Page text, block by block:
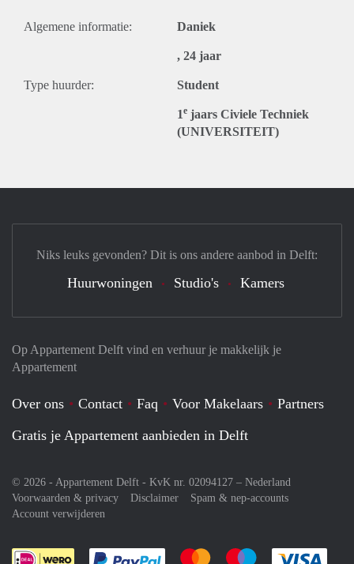
Algemene informatie: Daniek
, 24 jaar
Type huurder: Student
1e jaars Civiele Techniek
(UNIVERSITEIT)
Op Appartement Delft vind en verhuur je makkelijk je
Appartement
Over ons Contact Faq Voor Makelaars
Partners
Gratis je Appartement aanbieden in Delft
© 2026 - Appartement Delft - KvK nr. 02094127 – Nederland
Voorwaarden & privacy
Disclaimer
Spam & nep-accounts
Account verwijderen
Je rekent gemakkelijk af met Paypal
Je rekent gemakkelijk af met
Je rekent
Niks leuks gevonden? Dit is ons andere aanbod in Delft:
Huurwoningen Studio's Kamers